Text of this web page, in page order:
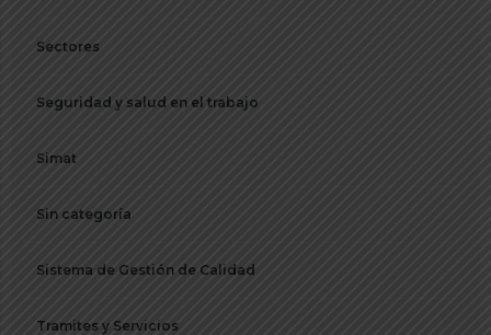
Sectores
Seguridad y salud en el trabajo
Simat
Sin categoría
Sistema de Gestión de Calidad
Tramites y Servicios